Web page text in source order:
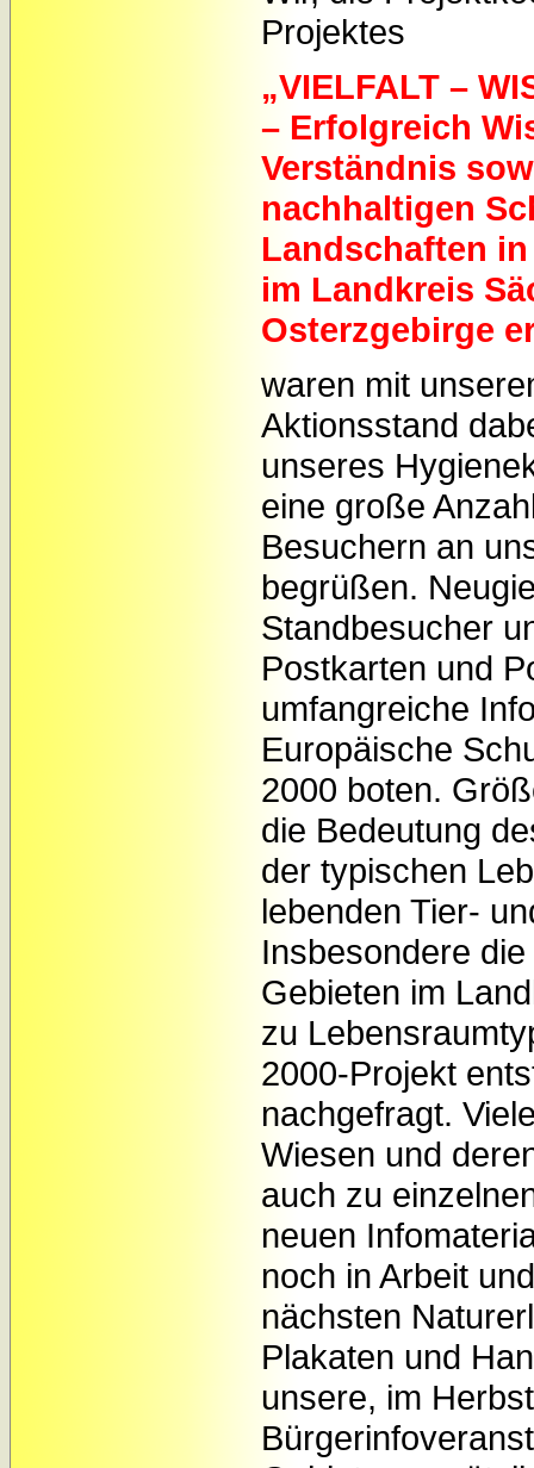
Projektes
„VIELFALT –
– Erfolgreich
Verständnis
nachhaltigen
Landschaften
im Landkreis
Osterzgebirge
waren mit
Aktionsstand
unseres
eine große
Besuchern an
begrüßen.
Standbesucher
Postkarten und
umfangreiche
Europäische
2000 boten.
die Bedeutung
der typischen
lebenden Tier-
Insbesondere
Gebieten im
zu
2000-Projekt
nachgefragt.
Wiesen und
auch zu
neuen
noch in Arbeit
nächsten
Plakaten und
unsere, im